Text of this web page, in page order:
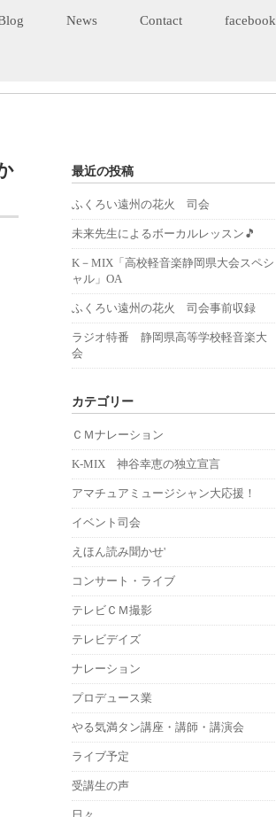
News Contact facebook
最近の投稿
ふくろい遠州の花火 司会
未来先生によるボーカルレッスン🎵
K－MIX「高校軽音楽静岡県大会スペシ
ャル」OA
ふくろい遠州の花火 司会事前収録
ラジオ特番 静岡県高等学校軽音楽大
会
カテゴリー
ＣＭナレーション
K-MIX 神谷幸恵の独立宣言
アマチュアミュージシャン大応援！
イベント司会
えほん読み聞かせ'
コンサート・ライブ
テレビＣＭ撮影
テレビデイズ
ナレーション
プロデュース業
やる気満タン講座・講師・講演会
ライブ予定
受講生の声